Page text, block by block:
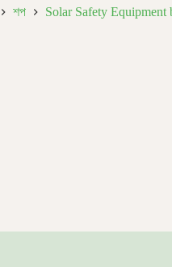
শপ Solar Safety Equipment